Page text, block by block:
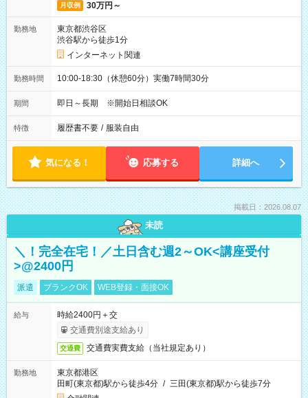
月収例 30万円～
勤務地
東京都渋谷区
渋谷駅から徒歩1分
インターネット関連
勤務時間 10:00-18:30（休憩60分）実働7時間30分
期間 即日～長期 ※開始日相談OK
特徴 履歴書不要 / 服装自由
気になる！ 応募する 詳細へ
掲載日：2026.08.07
未読
＼！完全在宅！／土日含む週2～OK<講座受付
>@2400円
派遣 ブランクOK WEB登録・面接OK
給与
時給2400円＋交
交通費別途支給あり
交通費 交通費実費支給（当社規定あり）
勤務地
東京都港区
田町(東京都)駅から徒歩4分 / 三田(東京都)駅から徒歩7分